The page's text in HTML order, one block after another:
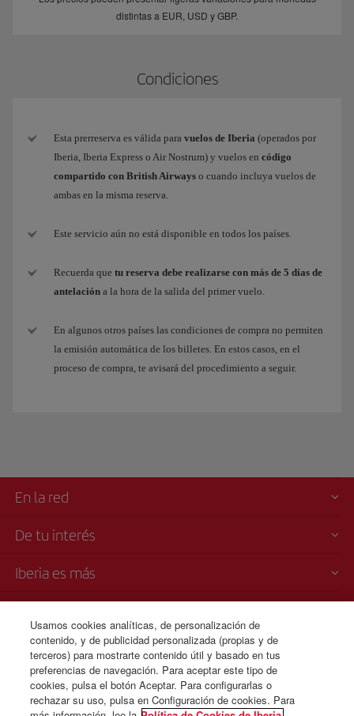
distintas a EUR, USD y GBP.
Condiciones
Esta prerreserva es válida para vuelos de Iberia (operados por
Iberia, Iberia Express o Air Nostrum) y vuelos en código
compartido con British Airways o cuando incluya vuelos de
ambas en la misma reserva.
Este servicio aún no está disponible en todos los países.
Recuerda que tu reserva debe realizarse con más de 5 días de
antelación a la hora de la salida del primer vuelo.
En algunos otros países las condiciones de compra no permiten
la emisión automática de los billetes. En estos casos, en el
proceso de compra, te avisará del procedimiento a seguir.
En la red
De tu interés
Iberia es más
Venta telefónica
+44 0 20 3003 2109
Lunes a domingo 00:00 - 24:00 horas ( español e inglés).
Usamos cookies analíticas, de personalización de
contenido, y de publicidad personalizada (propias y de
terceros) para mostrarte contenido útil y basado en tus
preferencias de navegación. Para aceptar este tipo de
cookies, pulsa el botón Aceptar. Para configurarlas o
rechazar su uso, pulsa en Configuración de cookies. Para